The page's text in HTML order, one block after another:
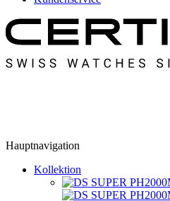
Hauptnavigation
Kollektion